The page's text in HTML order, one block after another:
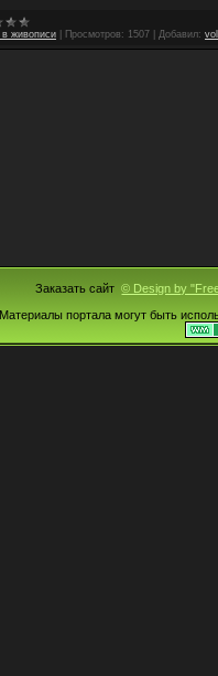
живописи Просмотров: 1507 Добавил:
Заказать сайт© Design by
Материалы портала могут быть